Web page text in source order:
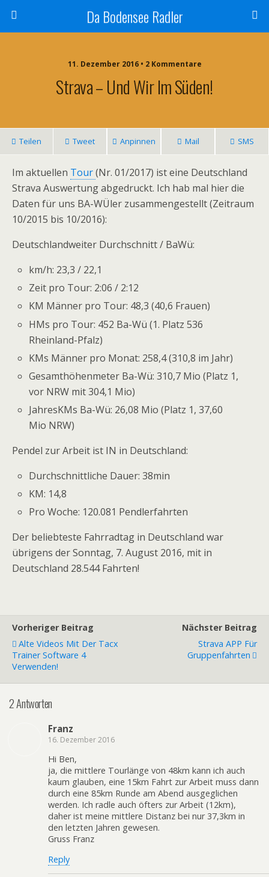
Da Bodensee Radler
11. Dezember 2016 • 2 Kommentare
Strava – Und Wir Im Süden!
Teilen Tweet Anpinnen Mail SMS
Im aktuellen Tour(Nr. 01/2017) ist eine Deutschland
Strava Auswertung abgedruckt. Ich hab mal hier die
Daten für uns BA-WÜler zusammengestellt (Zeitraum
10/2015 bis 10/2016):
Deutschlandweiter Durchschnitt / BaWü:
km/h: 23,3 / 22,1
Zeit pro Tour: 2:06 / 2:12
KM Männer pro Tour: 48,3 (40,6 Frauen)
HMs pro Tour: 452 Ba-Wü (1. Platz 536
Rheinland-Pfalz)
KMs Männer pro Monat: 258,4 (310,8 im Jahr)
Gesamthöhenmeter Ba-Wü: 310,7 Mio (Platz 1,
vor NRW mit 304,1 Mio)
JahresKMs Ba-Wü: 26,08 Mio (Platz 1, 37,60
Mio NRW)
Pendel zur Arbeit ist IN in Deutschland:
Durchschnittliche Dauer: 38min
KM: 14,8
Pro Woche: 120.081 Pendlerfahrten
Der beliebteste Fahrradtag in Deutschland war
übrigens der Sonntag, 7. August 2016, mit in
Deutschland 28.544 Fahrten!
Vorheriger Beitrag
Alte Videos Mit Der Tacx
Trainer Software 4
Verwenden!
Nächster Beitrag
Strava APP Für
Gruppenfahrten
2 Antworten
Franz
16. Dezember 2016
Hi Ben,
ja, die mittlere Tourlänge von 48km kann ich auch
kaum glauben, eine 15km Fahrt zur Arbeit muss dann
durch eine 85km Runde am Abend ausgeglichen
werden. Ich radle auch öfters zur Arbeit (12km),
daher ist meine mittlere Distanz bei nur 37,3km in
den letzten Jahren gewesen.
Gruss Franz
Reply